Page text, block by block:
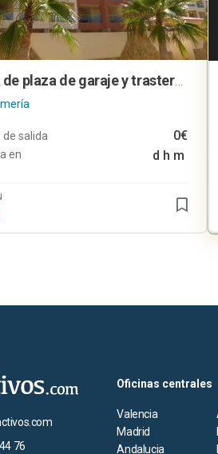
Subasta de plaza de garaje y trastero en El Ejido (Almería)
de salida 0€
en d h m
76
Oficinas centrales
Valencia
Madrid
Andalucia